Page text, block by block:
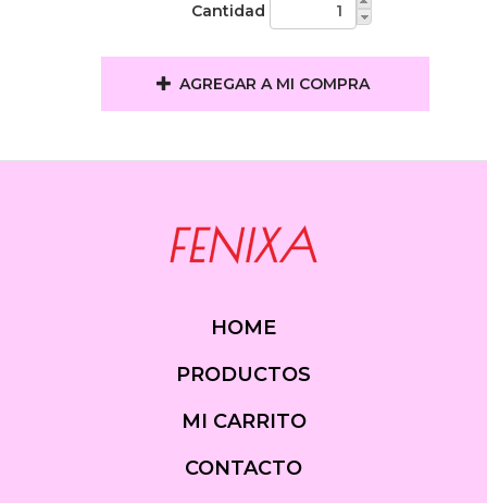
Cantidad
AGREGAR A MI COMPRA
HOME
PRODUCTOS
MI CARRITO
CONTACTO